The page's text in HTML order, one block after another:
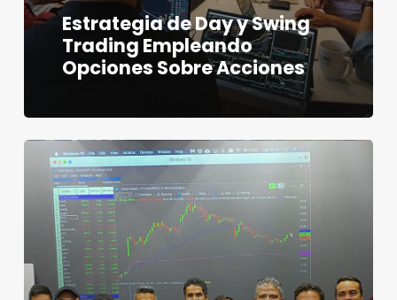
Estrategia de Day y Swing
Trading Empleando
Opciones Sobre Acciones